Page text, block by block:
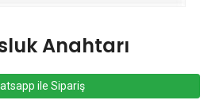
Anahtarı
ile Sipariş